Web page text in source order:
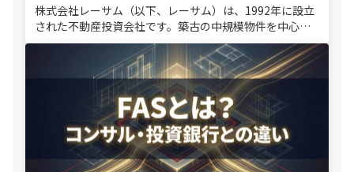
株式会社レーサム（以下、レーサム）は、1992年に設立
された不動産投資会社です。築古の中規模物件を中心に
用途変更や大規模改修を通じて資産価値を引き出す「不
動産を変えるチカラ」を強みとしています。 ヒューリッ
ク株式会社によ […]